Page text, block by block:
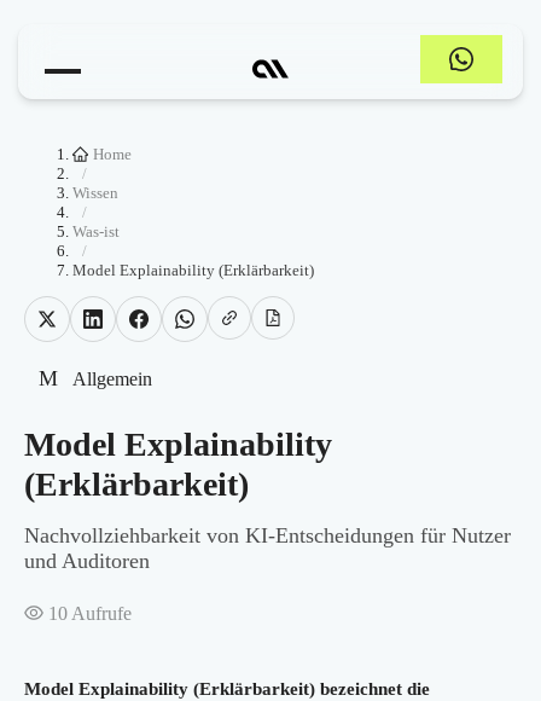
Home
/
Wissen
/
Was-ist
/
Model Explainability (Erklärbarkeit)
M Allgemein
Model Explainability
(Erklärbarkeit)
Nachvollziehbarkeit von KI-Entscheidungen für Nutzer
und Auditoren
10 Aufrufe
Model Explainability (Erklärbarkeit) bezeichnet die